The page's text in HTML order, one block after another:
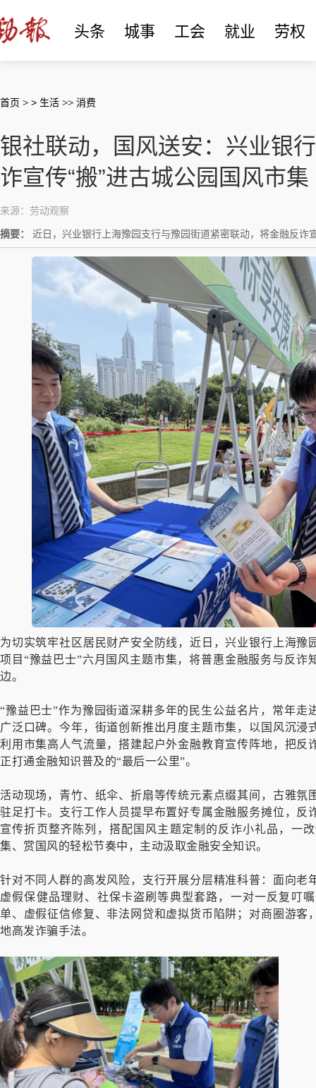
头条 城事 工会 就业 劳权
首页 > > 生活 >> 消费
银社联动，国风送安：兴业银
诈宣传“搬”进古城公园国风市集
来源：劳动观察
摘要： 近日，兴业银行上海豫园支行与豫园街道紧密联动，将金融反诈
为切实筑牢社区居民财产安全防线，近日，兴业银行上海
项目“豫益巴士”六月国风主题市集，将普惠金融服务与反
边。
“豫益巴士”作为豫园街道深耕多年的民生公益名片，常年
广泛口碑。今年，街道创新推出月度主题市集，以国风沉
利用市集高人气流量，搭建起户外金融教育宣传阵地，把
正打通金融知识普及的“最后一公里”。
活动现场，青竹、纸伞、折扇等传统元素点缀其间，古雅
驻足打卡。支行工作人员提早布置好专属金融服务摊位，
宣传折页整齐陈列，搭配国风主题定制的反诈小礼品，一
集、赏国风的轻松节奏中，主动汲取金融安全知识。
针对不同人群的高发风险，支行开展分层精准科普：面向
虚假保健品理财、社保卡盗刷等典型套路，一对一反复叮
单、虚假征信修复、非法网贷和虚拟货币陷阱；对商圈游
地高发诈骗手法。